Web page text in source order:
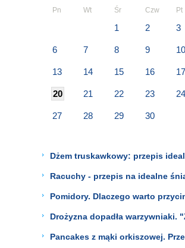
Pn Wt Śr Czw Pt
1 2 3
6 7 8 9 10
13 14 15 16 17
20 21 22 23 24
27 28 29 30
Dżem truskawkowy: przepis
Racuchy - przepis na idealne
Pomidory. Dlaczego warto
Drożyzna dopadła warzywniaki.
Pancakes z mąki orkiszowej.